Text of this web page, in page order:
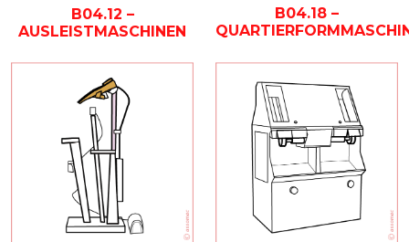
B04.12 –
AUSLEISTMASCHINEN
B04.18 –